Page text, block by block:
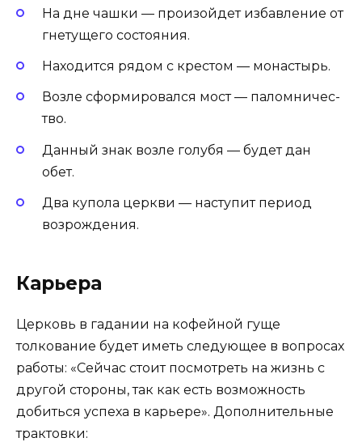
На дне чаш­ки — произойдет из­бавле­ние от
гне­туще­го сос­то­яния.
Находится рядом с крестом — монастырь.
Возле сформировался мос­т — па­лом­ни­чес­
тво.
Данный знак воз­ле го­лубя — будет дан
обет.
Два ку­пола цер­кви — наступит период
возрождения.
Карьера
Церковь в гадании на кофейной гуще
толкование будет иметь следующее в вопросах
работы: «Сейчас стоит посмотреть на жизнь с
другой стороны, так как есть возможность
добиться успеха в карьере». Дополнительные
трактовки: